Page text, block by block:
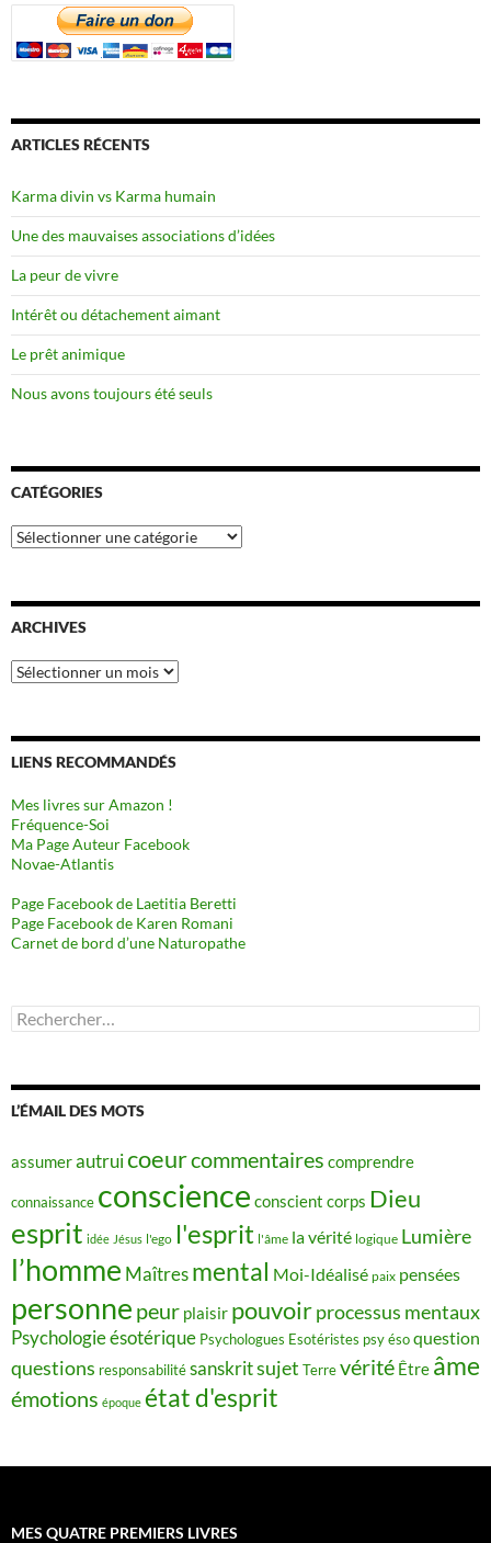
ARTICLES RÉCENTS
Karma divin vs Karma humain
Une des mauvaises associations d’idées
La peur de vivre
Intérêt ou détachement aimant
Le prêt animique
Nous avons toujours été seuls
CATÉGORIES
Catégories
ARCHIVES
Archives
LIENS RECOMMANDÉS
Mes livres sur Amazon !
Fréquence-Soi
Ma Page Auteur Facebook
Novae-Atlantis
Page Facebook de Laetitia Beretti
Page Facebook de Karen Romani
Carnet de bord d’une Naturopathe
Rechercher :
L’ÉMAIL DES MOTS
assumerautruicoeurcommentaires comprendre
connaissance conscience conscient corps Dieu
esprit idée Jésus l'ego l'esprit l'âme la vérité logique Lumière
l’homme Maîtres mental Moi-Idéalisé paix pensées
personne peur plaisir pouvoirprocessus mentaux
Psychologie ésotérique Psychologues Esotéristes psy ésoquestion
questions responsabilitésanskritsujet Terrevérité Être âme
émotions époque état d'esprit
MES QUATRE PREMIERS LIVRES